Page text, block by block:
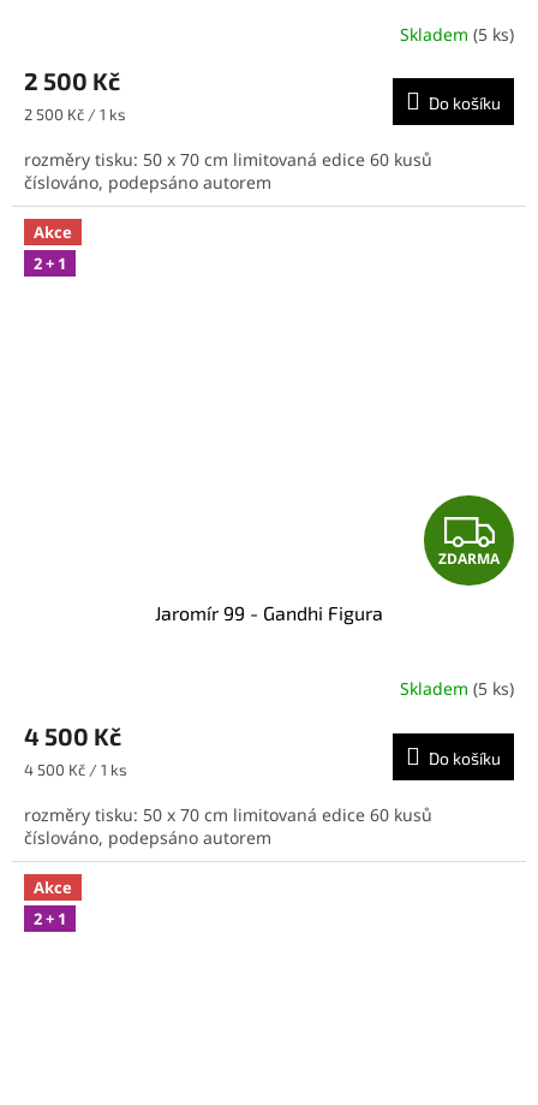
R
M
A
Skladem (5 ks)
2 500 Kč
Měrná
2 500 Kč / 1 ks
Do košíku
rozměry tisku: 50 x 70 cm limitovaná edice 60 kusů
číslováno, podepsáno autorem
Akce
2 + 1
Z
D
R
M
A
ZDARMA
Jaromír 99 - Gandhi Figura
Skladem (5 ks)
4 500 Kč
Měrná
4 500 Kč / 1 ks
Do košíku
rozměry tisku: 50 x 70 cm limitovaná edice 60 kusů
číslováno, podepsáno autorem
Akce
2 + 1